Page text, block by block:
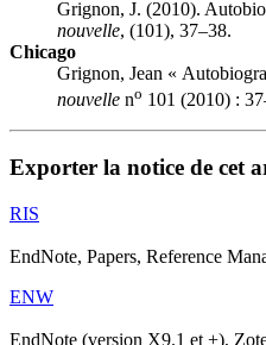
Grignon, J. (2010).
nouvelle, (101), 37–38.
Chicago
Grignon, Jean «
nouvelle no 101 (2010) :
Exporter la notice de cet
RIS
EndNote, Papers, Reference
ENW
EndNote (version X9.1 et +),